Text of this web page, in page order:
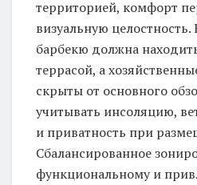
территорией, комфорт
визуальную
барбекю должна
террасой, а
скрыты от основного
учитывать инсоляцию,
и приватность при
Сбалансированное
функциональному и